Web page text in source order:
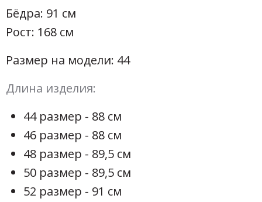
Бёдра: 91 см
Рост: 168 см
Размер на модели: 44
Длина изделия:
44 размер - 88 см
46 размер - 88 см
48 размер - 89,5 см
50 размер - 89,5 см
52 размер - 91 см